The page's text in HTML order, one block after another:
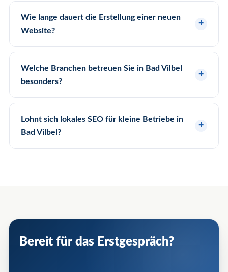
Wie lange dauert die Erstellung einer neuen
Website?
Welche Branchen betreuen Sie in Bad Vilbel
besonders?
Lohnt sich lokales SEO für kleine Betriebe in
Bad Vilbel?
Bereit für das Erstgespräch?